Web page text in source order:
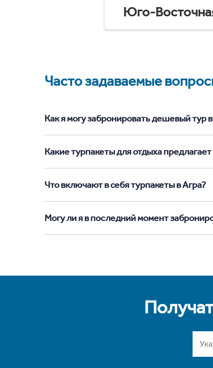
Юго-
Часто задаваемые
Как я могу забронировать дешевый тур
Какие турпакеты для отдыха
Что включают в себя турпакеты в Агра?
Могу ли я в последний момент